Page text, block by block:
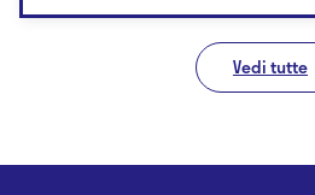
Vedi tutte